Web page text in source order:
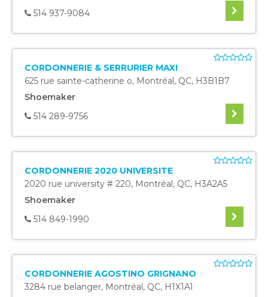
514 937-9084
CORDONNERIE & SERRURIER MAXI
625 rue sainte-catherine o, Montréal, QC, H3B1B7
Shoemaker
514 289-9756
CORDONNERIE 2020 UNIVERSITE
2020 rue university # 220, Montréal, QC, H3A2A5
Shoemaker
514 849-1990
CORDONNERIE AGOSTINO GRIGNANO
3284 rue belanger, Montréal, QC, H1X1A1